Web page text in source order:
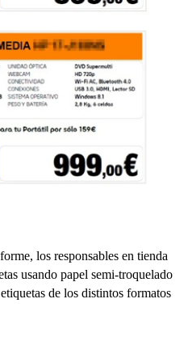
los responsables en tienda
usando papel semi-troquelado
de los distintos formatos